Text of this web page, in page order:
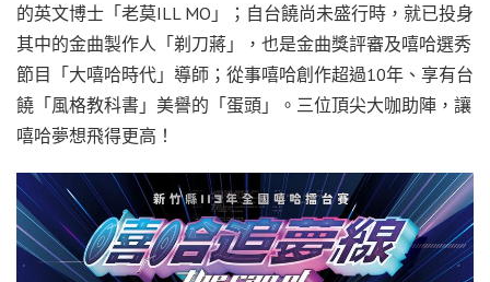
的英文博士「老莫ILL MO」；自台饒尚未盛行時，就已投身
其中的金曲製作人「剃刀蔣」，也是金曲獎評審及嘻哈選秀
節目「大嘻哈時代」導師；從事嘻哈創作超過10年、享有台
饒「風格教科書」美譽的「蛋頭」。三位頂尖大咖助陣，讓
嘻哈夢想飛得更高！